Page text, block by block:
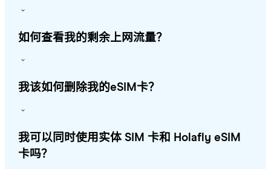
如何查看我的剩余上网流量？
我该如何删除我的eSIM卡？
我可以同时使用实体 SIM 卡和 Holafly eSIM
卡吗？